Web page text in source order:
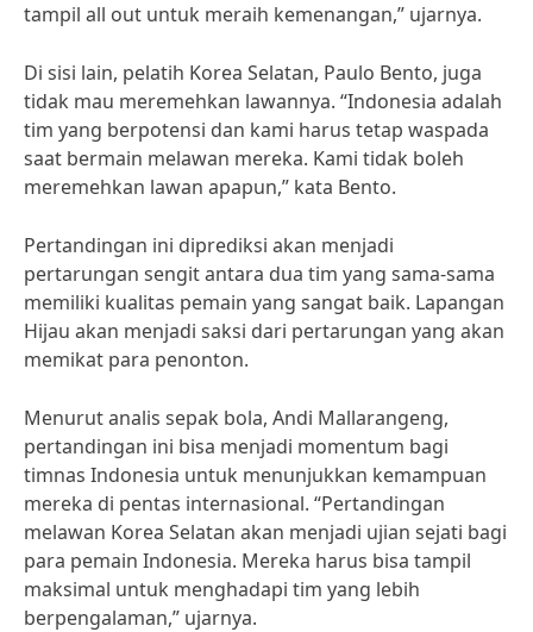
tampil all out untuk meraih kemenangan,” ujarnya.
Di sisi lain, pelatih Korea Selatan, Paulo Bento, juga
tidak mau meremehkan lawannya. “Indonesia adalah
tim yang berpotensi dan kami harus tetap waspada
saat bermain melawan mereka. Kami tidak boleh
meremehkan lawan apapun,” kata Bento.
Pertandingan ini diprediksi akan menjadi
pertarungan sengit antara dua tim yang sama-sama
memiliki kualitas pemain yang sangat baik. Lapangan
Hijau akan menjadi saksi dari pertarungan yang akan
memikat para penonton.
Menurut analis sepak bola, Andi Mallarangeng,
pertandingan ini bisa menjadi momentum bagi
timnas Indonesia untuk menunjukkan kemampuan
mereka di pentas internasional. “Pertandingan
melawan Korea Selatan akan menjadi ujian sejati bagi
para pemain Indonesia. Mereka harus bisa tampil
maksimal untuk menghadapi tim yang lebih
berpengalaman,” ujarnya.